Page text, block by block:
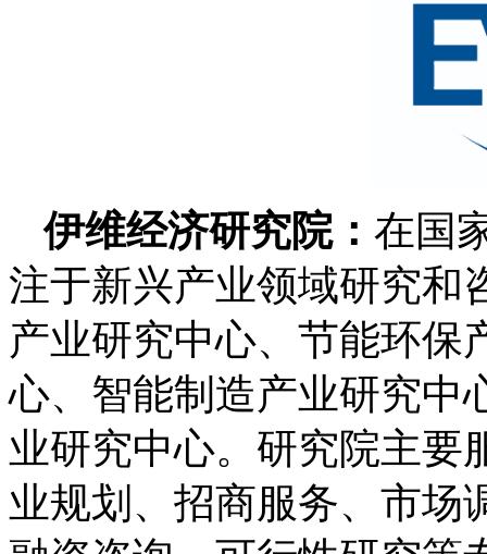
伊维经济研究院： 在国
注于新兴产业领域研究和
产业研究中心、节能环保
心、智能制造产业研究中
业研究中心。研究院主要
业规划、招商服务、市场